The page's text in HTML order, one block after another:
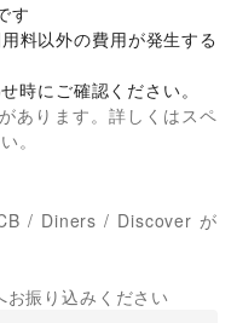
す
料以外の費用が発生する
時にご確認ください。
あります。詳しくはスペ
。
/ Diners / Discover が
振り込みください